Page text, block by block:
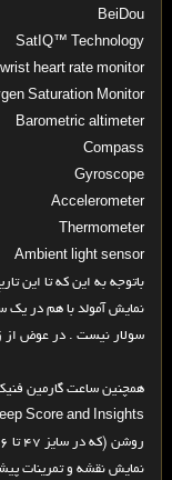
BeiDou
SatIQ™ Technology
heart rate monitor
Saturation Monitor
Barometric altimeter
Compass
Gyroscope
Accelerometer
Thermometer
Ambient light sensor
باتوجه به این که تا این
نمایش آمولد با هم در یک
سولار نیست . در عوض از
نمایش نقشه و تمرینات